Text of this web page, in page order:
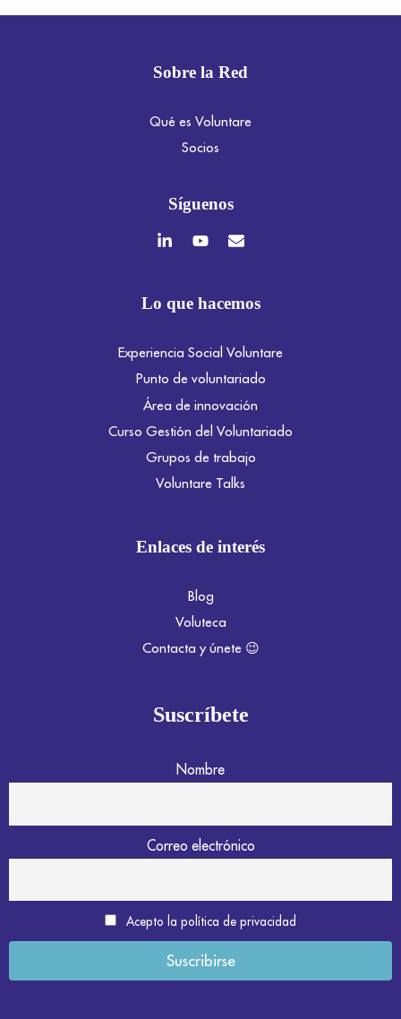
Sobre la Red
Qué es Voluntare
Socios
Síguenos
Lo que hacemos
Experiencia Social Voluntare
Punto de voluntariado
Área de innovación
Curso Gestión del Voluntariado
Grupos de trabajo
Voluntare Talks
Enlaces de interés
Blog
Voluteca
Contacta y únete 😉
Suscríbete
Nombre
Correo electrónico
Acepto la política de privacidad